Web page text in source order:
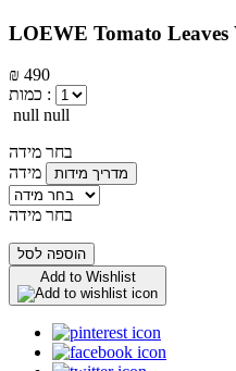
LOEWE Tomato
₪ 490
כמות :
null null
בחר מידה
מידה
מדריך מידות
בחר מידה
הוספה לסל
Add to Wishlist